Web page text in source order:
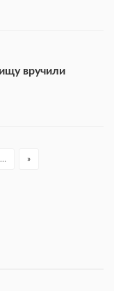
вручили
»